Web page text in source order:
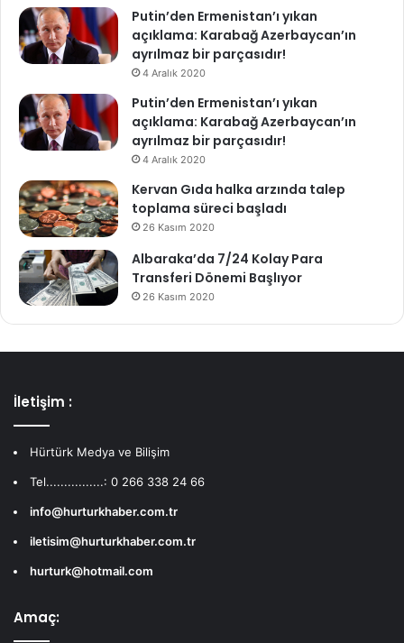
Putin’den Ermenistan’ı yıkan
açıklama: Karabağ Azerbaycan’ın
ayrılmaz bir parçasıdır!
4 Aralık 2020
Putin’den Ermenistan’ı yıkan
açıklama: Karabağ Azerbaycan’ın
ayrılmaz bir parçasıdır!
4 Aralık 2020
Kervan Gıda halka arzında talep
toplama süreci başladı
26 Kasım 2020
Albaraka’da 7/24 Kolay Para
Transferi Dönemi Başlıyor
26 Kasım 2020
İletişim :
Hürtürk Medya ve Bilişim
Tel................: 0 266 338 24 66
info@hurturkhaber.com.tr
iletisim@hurturkhaber.com.tr
hurturk@hotmail.com
Amaç: